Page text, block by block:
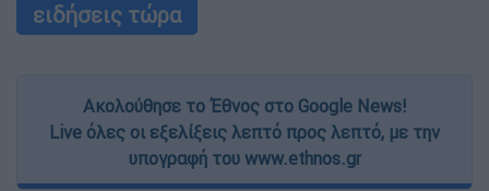
ειδήσεις τώρα
Ακολούθησε το Έθνος στο Google News!
Live όλες οι εξελίξεις λεπτό προς λεπτό, με την
υπογραφή του www.ethnos.gr